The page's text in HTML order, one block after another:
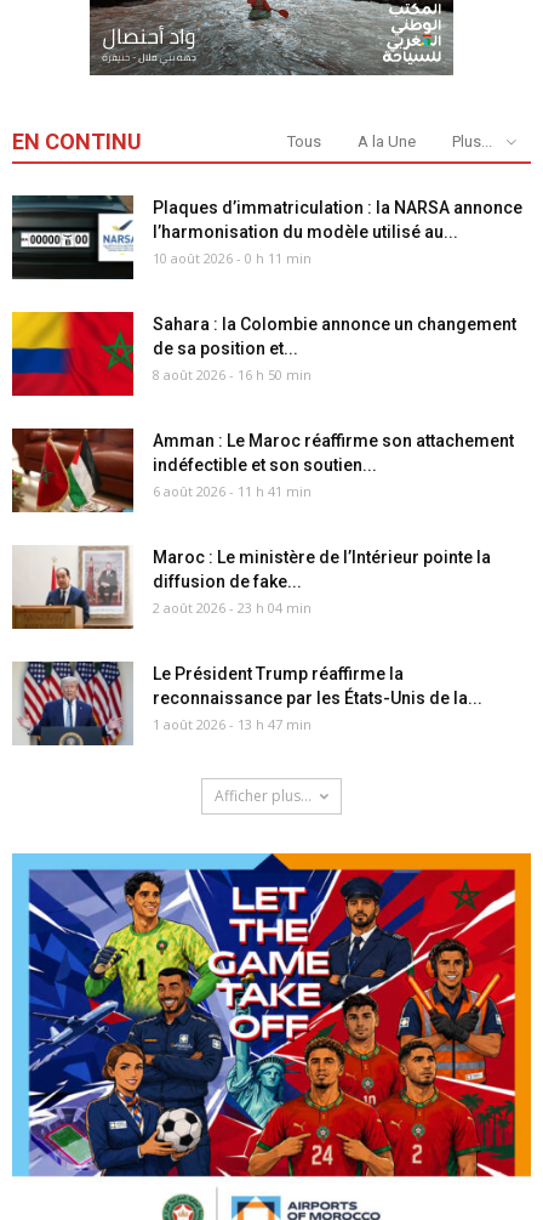
EN CONTINU Tous A la Une Plus...
Plaques d’immatriculation : la NARSA annonce
l’harmonisation du modèle utilisé au...
10 août 2026 - 0 h 11 min
Sahara : la Colombie annonce un changement
de sa position et...
8 août 2026 - 16 h 50 min
Amman : Le Maroc réaffirme son attachement
indéfectible et son soutien...
6 août 2026 - 11 h 41 min
Maroc : Le ministère de l’Intérieur pointe la
diffusion de fake...
2 août 2026 - 23 h 04 min
Le Président Trump réaffirme la
reconnaissance par les États-Unis de la...
1 août 2026 - 13 h 47 min
Afficher plus...